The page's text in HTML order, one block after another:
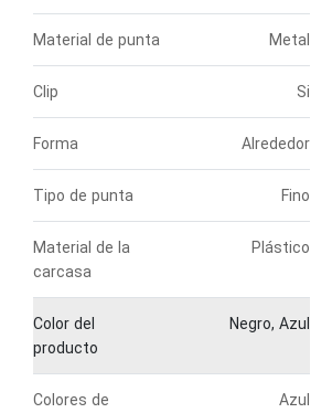
Material de punta Metal
Clip Si
Forma Alrededor
Tipo de punta Fino
Material de la
carcasa
Plástico
Color del
producto
Negro, Azul
Colores de
Azul